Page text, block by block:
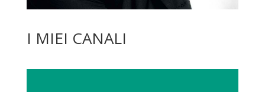
I MIEI CANALI